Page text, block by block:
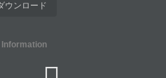
ウンロード